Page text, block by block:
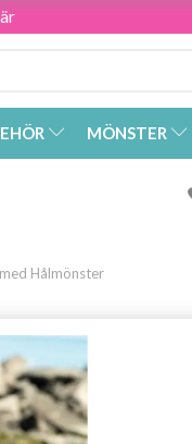
MÖNSTER
Hålmönster